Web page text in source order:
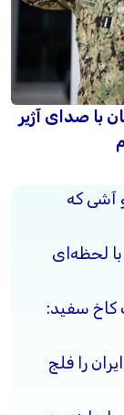
با صدای آژیر
آشی که
با لحظه‌ای
کاخ سفید:
را فلج